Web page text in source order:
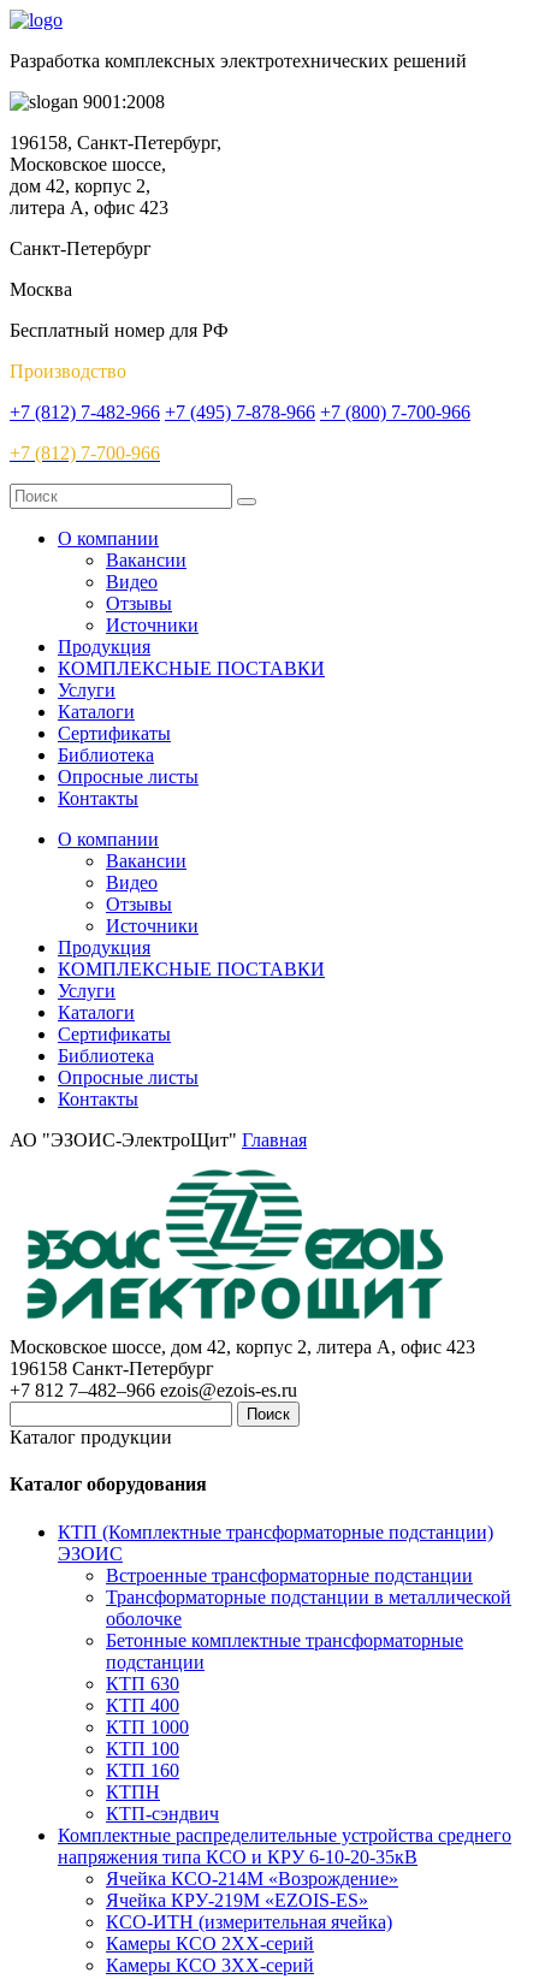
Разработка комплексных электротехнических решений
9001:2008
196158, Санкт-Петербург,
Московское шоссе,
дом 42, корпус 2,
литера А, офис 423
Санкт-Петербург
Москва
Бесплатный номер для РФ
Производство
+7 (812) 7-482-966 +7 (495) 7-878-966 +7 (800) 7-700-966
+7 (812) 7-700-966
О компании
Вакансии
Видео
Отзывы
Источники
Продукция
КОМПЛЕКСНЫЕ ПОСТАВКИ
Услуги
Каталоги
Сертификаты
Библиотека
Опросные листы
Контакты
О компании
Вакансии
Видео
Отзывы
Источники
Продукция
КОМПЛЕКСНЫЕ ПОСТАВКИ
Услуги
Каталоги
Сертификаты
Библиотека
Опросные листы
Контакты
АО "ЭЗОИС-ЭлектроЩит" Главная
Московское шоссе, дом 42, корпус 2, литера А, офис 423
196158 Санкт-Петербург
+7 812 7–482–966 ezois@ezois-es.ru
Поиск
Каталог продукции
Каталог оборудования
КТП (Комплектные трансформаторные подстанции)
ЭЗОИС
Встроенные трансформаторные подстанции
Трансформаторные подстанции в металлической
оболочке
Бетонные комплектные трансформаторные
подстанции
КТП 630
КТП 400
КТП 1000
КТП 100
КТП 160
КТПН
КТП-сэндвич
Комплектные распределительные устройства среднего
напряжения типа КСО и КРУ 6-10-20-35кВ
Ячейка КСО-214М «Возрождение»
Ячейка КРУ-219М «EZOIS-ES»
КСО-ИТН (измерительная ячейка)
Камеры КСО 2ХХ-серий
Камеры КСО 3ХХ-серий